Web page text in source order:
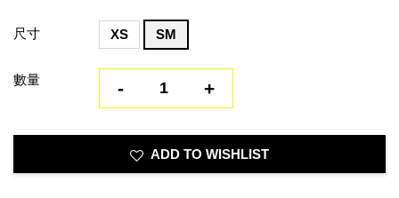
尺寸 XS SM
數量 - +
ADD TO WISHLIST